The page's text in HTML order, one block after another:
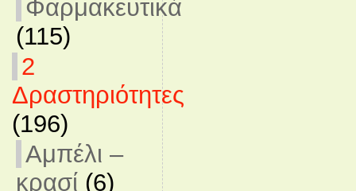
Φαρμακευτικά
(115)
2
Δραστηριότητες
(196)
Αμπέλι –
κρασί (6)